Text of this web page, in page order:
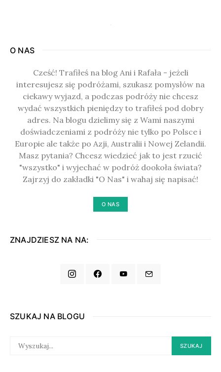
O NAS
Cześć! Trafiłeś na blog Ani i Rafała - jeżeli
interesujesz się podróżami, szukasz pomysłów na
ciekawy wyjazd, a podczas podróży nie chcesz
wydać wszystkich pieniędzy to trafiłeś pod dobry
adres. Na blogu dzielimy się z Wami naszymi
doświadczeniami z podróży nie tylko po Polsce i
Europie ale także po Azji, Australii i Nowej Zelandii.
Masz pytania? Chcesz wiedzieć jak to jest rzucić
"wszystko" i wyjechać w podróż dookoła świata?
Zajrzyj do zakładki "O Nas" i wahaj się napisać!
O NAS
ZNAJDZIESZ NA NA:
SZUKAJ NA BLOGU
FOR:
SZUKAJ